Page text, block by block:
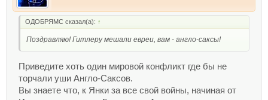
ОДОБРЯМС сказал(а): ↑
Поздравляю! Гитлеру мешали евреи, вам - англо-саксы!
Приведите хоть один мировой конфликт где бы не
торчали уши Англо-Саксов.
Вы знаете что, к Янки за все свой войны, начиная от